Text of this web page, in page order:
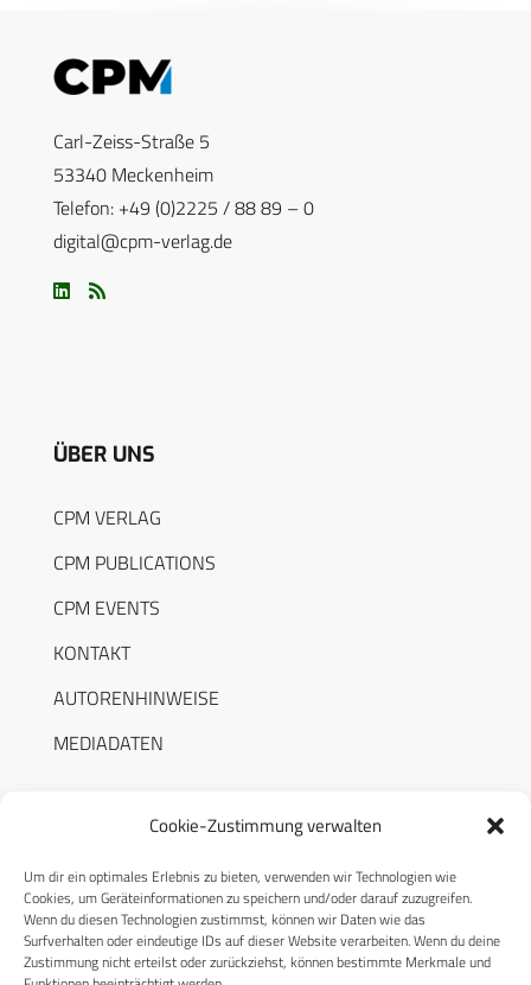
Cookie-Zustimmung verwalten
Um dir ein optimales Erlebnis zu bieten, verwenden wir Technologien wie
Cookies, um Geräteinformationen zu speichern und/oder darauf zuzugreifen.
Wenn du diesen Technologien zustimmst, können wir Daten wie das
Surfverhalten oder eindeutige IDs auf dieser Website verarbeiten. Wenn du deine
Zustimmung nicht erteilst oder zurückziehst, können bestimmte Merkmale und
Carl-Zeiss-Straße 5
53340 Meckenheim
Telefon: +49 (0)2225 / 88 89 – 0
digital@cpm-verlag.de
ÜBER UNS
CPM VERLAG
CPM PUBLICATIONS
CPM EVENTS
KONTAKT
AUTORENHINWEISE
MEDIADATEN
RECHTLICHES
Datenschutzerklärung